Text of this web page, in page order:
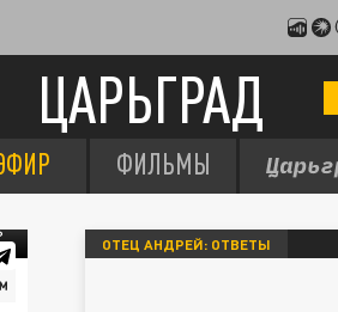
ЦАРЬГРАД
ФИЛЬМЫ
ОТЕЦ АНДРЕЙ: ОТВЕТЫ